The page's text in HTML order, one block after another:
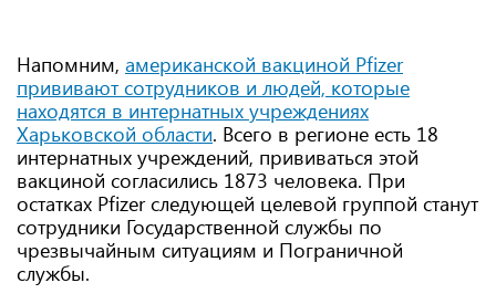
Напомним, американской вакциной Pfizer
прививают сотрудников и людей, которые
находятся в интернатных учреждениях
Харьковской области. Всего в регионе есть 18
интернатных учреждений, прививаться этой
вакциной согласились 1873 человека. При
остатках Pfizer следующей целевой группой станут
сотрудники Государственной службы по
чрезвычайным ситуациям и Пограничной
службы.